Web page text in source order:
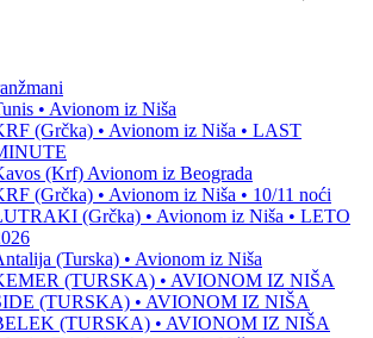
• Avionom iz Niša
(Grčka) • Avionom iz Niša • LAST
(Krf) Avionom iz Beograda
(Grčka) • Avionom iz Niša • 10/11 noći
(Grčka) • Avionom iz Niša • LETO
(Turska) • Avionom iz Niša
(TURSKA) • AVIONOM IZ NIŠA
(TURSKA) • AVIONOM IZ NIŠA
(TURSKA) • AVIONOM IZ NIŠA